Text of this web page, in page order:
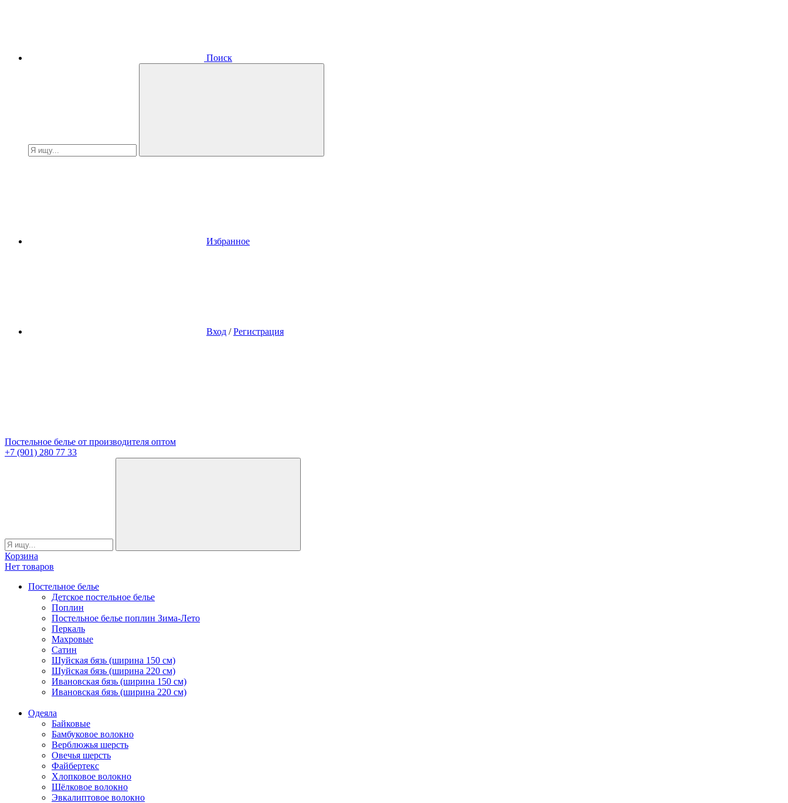
Поиск
Избранное
Вход / Регистрация
Постельное белье от производителя оптом
+7 (901) 280 77 33
Корзина
Нет товаров
Постельное белье
Детское постельное белье
Поплин
Постельное белье поплин Зима-Лето
Перкаль
Махровые
Сатин
Шуйская бязь (ширина 150 см)
Шуйская бязь (ширина 220 см)
Ивановская бязь (ширина 150 см)
Ивановская бязь (ширина 220 см)
Одеяла
Байковые
Бамбуковое волокно
Верблюжья шерсть
Овечья шерсть
Файбертекс
Хлопковое волокно
Шёлковое волокно
Эвкалиптовое волокно